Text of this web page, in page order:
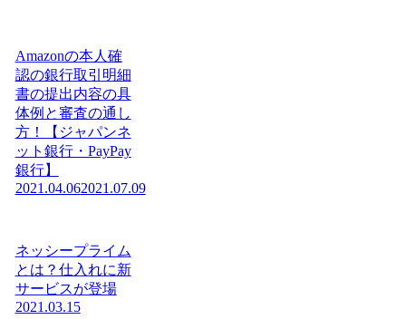
Amazonの本人確
認の銀行取引明細
書の提出内容の具
体例と審査の通し
方！【ジャパンネ
ット銀行・PayPay
銀行】
2021.04.062021.07.09
ネッシープライム
とは？仕入れに新
サービスが登場
2021.03.15